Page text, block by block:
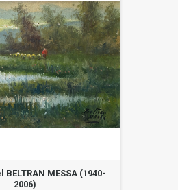
MESSA (1940-
2006)